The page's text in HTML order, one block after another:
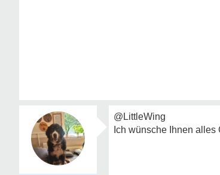
@LittleWing
Ich wünsche Ihnen